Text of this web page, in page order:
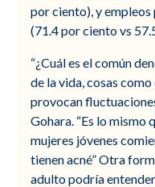
por ciento), y
(71.4 por ciento vs
“¿Cuál es el común
de la vida, cosas
provocan
Gohara. “Es lo mismo
mujeres jóvenes
tienen acné” Otra
adulto podría